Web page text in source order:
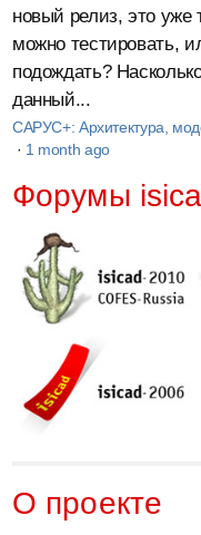
новый релиз, это уже
можно тестировать,
подождать?
данный...
САРУС+: Архитектура,
· 1 month ago
Форумы
О проекте